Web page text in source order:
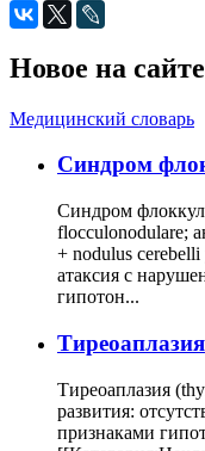
Новое на сайте
Медицинский словарь
Cиндром
Синдром
flocculonodulare;
+ nodulus cerebelli
атаксия с
гипотон...
Тиреоаплазия
Тиреоаплазия
развития:
признаками